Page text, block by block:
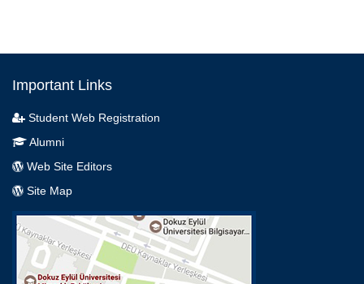
Important Links
Student Web Registration
Alumni
Web Site Editors
Site Map